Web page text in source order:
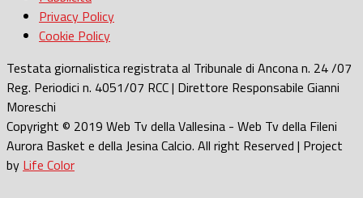
Privacy Policy
Cookie Policy
Testata giornalistica registrata al Tribunale di Ancona n. 24 /07
Reg. Periodici n. 4051/07 RCC | Direttore Responsabile Gianni
Moreschi
Copyright © 2019 Web Tv della Vallesina - Web Tv della Fileni
Aurora Basket e della Jesina Calcio. All right Reserved | Project
by Life Color